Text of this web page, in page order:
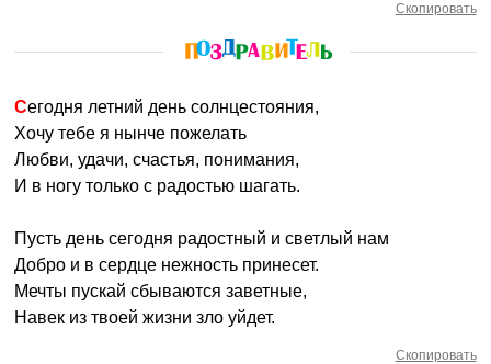
Скопировать
Сегодня летний день солнцестояния,
Хочу тебе я нынче пожелать
Любви, удачи, счастья, понимания,
И в ногу только с радостью шагать.
Пусть день сегодня радостный и светлый нам
Добро и в сердце нежность принесет.
Мечты пускай сбываются заветные,
Навек из твоей жизни зло уйдет.
Скопировать